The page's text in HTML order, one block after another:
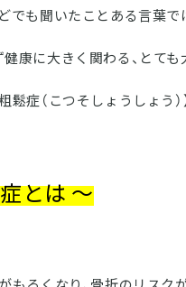
でも聞いたことある言葉で
康に大きく関わる、とても
鬆症（こつそしょうしょう
とは ～